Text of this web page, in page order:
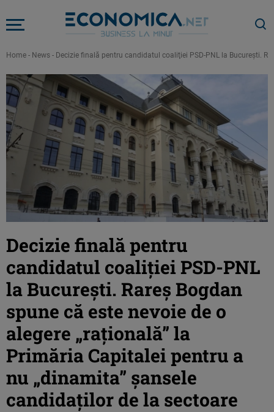
Home - News - Decizie finală pentru candidatul coaliţiei PSD-PNL la Bucureşti.
Decizie finală pentru
candidatul coaliţiei PSD-PNL
la Bucureşti. Rareş Bogdan
spune că este nevoie de o
alegere „raţională” la
Primăria Capitalei pentru a
nu „dinamita” şansele
candidaţilor de la sectoare